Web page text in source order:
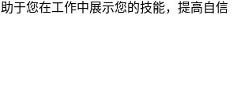
于您在工作中展示您的技能，提高自信